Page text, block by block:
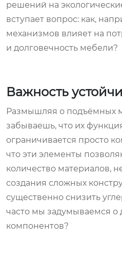
решений на
вступает вопрос: как,
механизмов влияет на
и долговечность мебели?
Важность
Размышляя о подъёмных
забываешь, что их
ограничивается просто
что эти элементы
количество материалов,
создания сложных
существенно снизить
часто мы задумываемся о
компонентов?